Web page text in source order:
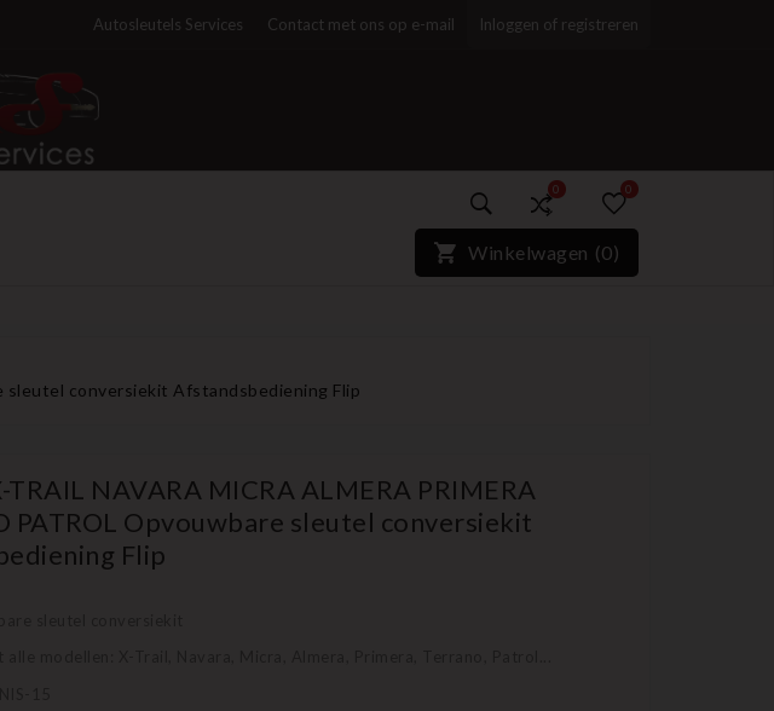
Autosleutels Services Contact met ons op e-mail Inloggen of registreren
0
)*}
0
Winkelwagen (0)
sleutel conversiekit Afstandsbediening Flip
TRAIL NAVARA MICRA ALMERA PRIMERA
PATROL Opvouwbare sleutel conversiekit
Flip